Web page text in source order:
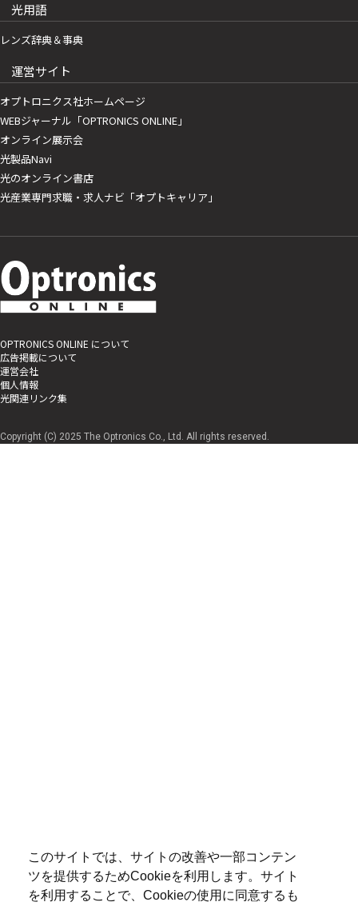
このサイトでは、サイトの改善や一部コンテン
ツを提供するためCookieを利用します。サイト
を利用することで、Cookieの使用に同意するも
光用語
レンズ辞典＆事典
運営サイト
オプトロニクス社ホームページ
WEBジャーナル「OPTRONICS ONLINE」
オンライン展示会
光製品Navi
光のオンライン書店
光産業専門求職・求人ナビ「オプトキャリア」
OPTRONICS ONLINE について
広告掲載について
運営会社
個人情報
光関連リンク集
Copyright (C) 2025 The Optronics Co., Ltd. All rights reserved.